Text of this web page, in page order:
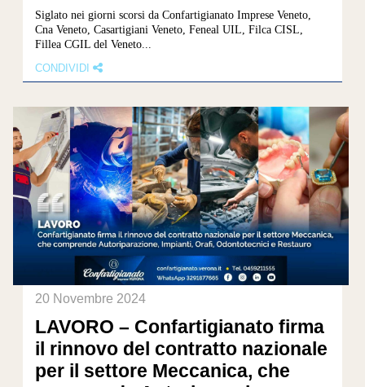
Siglato nei giorni scorsi da Confartigianato Imprese Veneto,
Cna Veneto, Casartigiani Veneto, Feneal UIL, Filca CISL,
Fillea CGIL del Veneto...
CONDIVIDI
20 Novembre 2024
LAVORO – Confartigianato firma
il rinnovo del contratto nazionale
per il settore Meccanica, che